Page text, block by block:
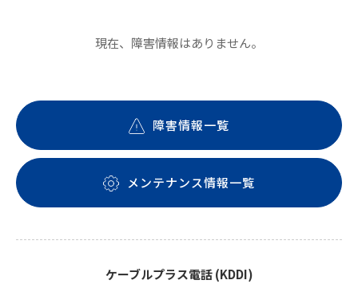
現在、障害情報はありません。
障害情報一覧
メンテナンス情報一覧
ケーブルプラス電話 (KDDI)